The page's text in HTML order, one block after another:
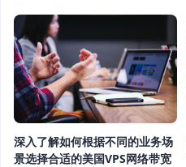
深入了解如何根据不同的业务场
景选择合适的美国VPS网络带宽